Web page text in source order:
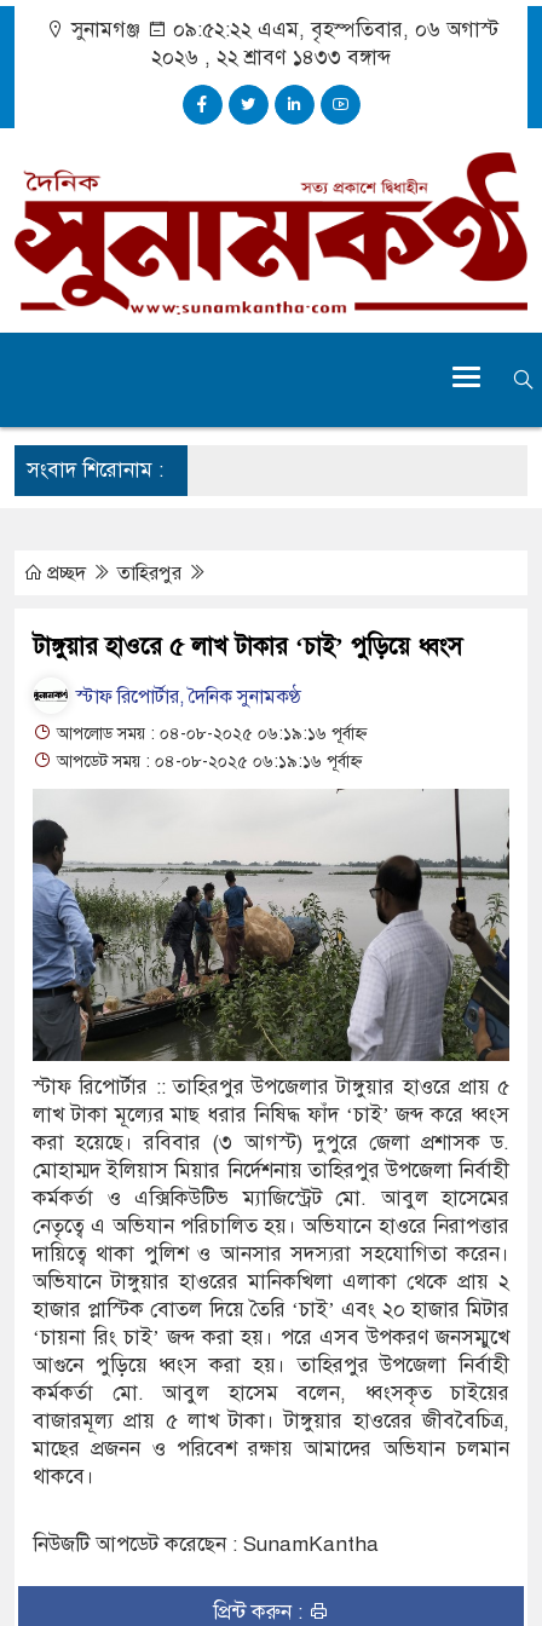
সুনামগঞ্জ ০৯:৫২:২৩ এএম, বৃহস্পতিবার, ০৬ অগাস্ট
২০২৬ , ২২ শ্রাবণ ১৪৩৩ বঙ্গাব্দ
সংবাদ শিরোনাম :
ঝুঁকি নিয়ে চলাচল
মাধ্যমিকেই
দিবস
সংকট চুলা জ্বলে না, পাম্পে দীর্ঘ লাইন
নিয়েছে দালাল চক্র
সম্প্রসারিত প্রশাসনিক ভবনের উদ্বোধন
তৎপরতা চালানোর মুরোদ আওয়ামী লীগের নেই :
আইনে মামলা: নাদের, পলিন, রিপন-
আসামি
ইলেক্ট্রনিক বুথ ও সেল্ফ সার্ভিস সেন্টারের উদ্বোধন
জেলা প্রশাসন
রেকর্ড সংশোধন ও স্বত্ব ফেরতের দাবি
জীবনের ঝুঁকি, নিরাপদ নৌযান এখনো অধরা
পদ শূন্য, ৪৫১টি প্রাথমিক বিদ্যালয়ে নেই প্রধান
নৌকাডুবিতে নিহত ২, নিখোঁজ ২, ভবানীপুরে শোকের
অভিযোগে সংবাদ সম্মেলন, নিরাপত্তা ও সুষ্ঠু
প্রচ্ছদ তাহিরপুর
টাঙ্গুয়ার হাওরে ৫ লাখ টাকার ‘চাই’ পুড়িয়ে ধ্বংস
স্টাফ রিপোর্টার, দৈনিক সুনামকণ্ঠ
আপলোড সময় : ০৪-০৮-২০২৫ ০৬:১৯:১৬ পূর্বাহ্ন
আপডেট সময় : ০৪-০৮-২০২৫ ০৬:১৯:১৬ পূর্বাহ্ন
স্টাফ রিপোর্টার :: তাহিরপুর উপজেলার টাঙ্গুয়ার হাওরে প্রায় ৫
লাখ টাকা মূল্যের মাছ ধরার নিষিদ্ধ ফাঁদ ‘চাই’ জব্দ করে ধ্বংস
করা হয়েছে। রবিবার (৩ আগস্ট) দুপুরে জেলা প্রশাসক ড.
মোহাম্মদ ইলিয়াস মিয়ার নির্দেশনায় তাহিরপুর উপজেলা নির্বাহী
কর্মকর্তা ও এক্সিকিউটিভ ম্যাজিস্ট্রেট মো. আবুল হাসেমের
নেতৃত্বে এ অভিযান পরিচালিত হয়। অভিযানে হাওরে নিরাপত্তার
দায়িত্বে থাকা পুলিশ ও আনসার সদস্যরা সহযোগিতা করেন।
অভিযানে টাঙ্গুয়ার হাওরের মানিকখিলা এলাকা থেকে প্রায় ২
হাজার প্লাস্টিক বোতল দিয়ে তৈরি ‘চাই’ এবং ২০ হাজার মিটার
‘চায়না রিং চাই’ জব্দ করা হয়। পরে এসব উপকরণ জনসম্মুখে
আগুনে পুড়িয়ে ধ্বংস করা হয়। তাহিরপুর উপজেলা নির্বাহী
কর্মকর্তা মো. আবুল হাসেম বলেন, ধ্বংসকৃত চাইয়ের
বাজারমূল্য প্রায় ৫ লাখ টাকা। টাঙ্গুয়ার হাওরের জীববৈচিত্র,
মাছের প্রজনন ও পরিবেশ রক্ষায় আমাদের অভিযান চলমান
থাকবে।
নিউজটি আপডেট করেছেন : SunamKantha
প্রিন্ট করুন :